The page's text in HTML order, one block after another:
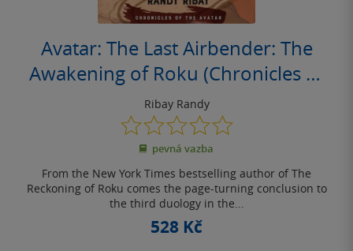
Avatar: The Last Airbender: The
Awakening of Roku (Chronicles of
the Avatar Book 6)
Ribay Randy
0.0
z
5
pevná vazba
From the New York Times bestselling author of The
Reckoning of Roku comes the page-turning conclusion to
the third duology in the...
528 Kč